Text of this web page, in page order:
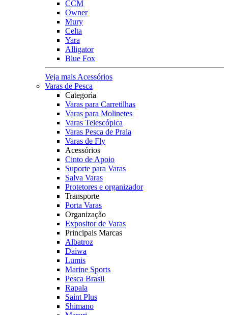
CCM
Owner
Mury
Celta
Yara
Alligator
Blue Fox
Veja mais Acessórios
Varas de Pesca
Categoria
Varas para Carretilhas
Varas para Molinetes
Varas Telescópica
Varas Pesca de Praia
Varas de Fly
Acessórios
Cinto de Apoio
Suporte para Varas
Salva Varas
Protetores e organizador
Transporte
Porta Varas
Organização
Expositor de Varas
Principais Marcas
Albatroz
Daiwa
Lumis
Marine Sports
Pesca Brasil
Rapala
Saint Plus
Shimano